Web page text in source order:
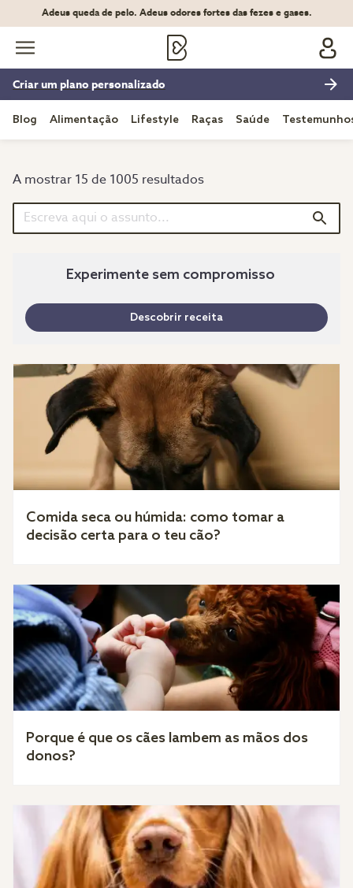
Adeus queda de pelo. Adeus odores fortes das fezes e gases.
Criar um plano personalizado
Blog Alimentação Lifestyle Raças Saúde
A mostrar 15 de 1005 resultados
Experimente sem compromisso
Descobrir receita
Comida seca ou húmida: como tomar a
decisão certa para o teu cão?
Porque é que os cães lambem as mãos dos
donos?